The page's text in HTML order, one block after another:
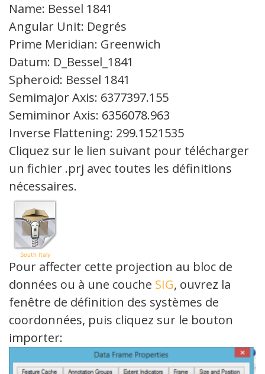
Name: Bessel 1841
Angular Unit: Degrés
Prime Meridian: Greenwich
Datum: D_Bessel_1841
Spheroid: Bessel 1841
Semimajor Axis: 6377397.155
Semiminor Axis: 6356078.963
Inverse Flattening: 299.1521535
Cliquez sur le lien suivant pour télécharger
un fichier .prj avec toutes les définitions
nécessaires.
South Italy
Pour affecter cette projection au bloc de
données ou à une couche SIG, ouvrez la
fenêtre de définition des systèmes de
coordonnées, puis cliquez sur le bouton
importer: